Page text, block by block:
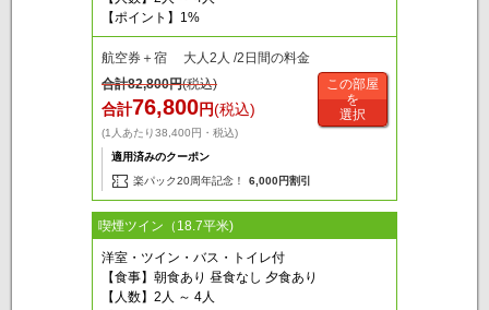
【ポイント】1%
航空券＋宿 大人2人 /2日間の料金
合計82,800円(税込)
合計76,800円(税込)
(1人あたり38,400円・税込)
適用済みのクーポン
楽パック20周年記念！
6,000円割引
この部屋
を
選択
喫煙ツイン（18.7平米)
洋室・ツイン・バス・トイレ付
【食事】朝食あり 昼食なし 夕食あり
【人数】2人 ～ 4人